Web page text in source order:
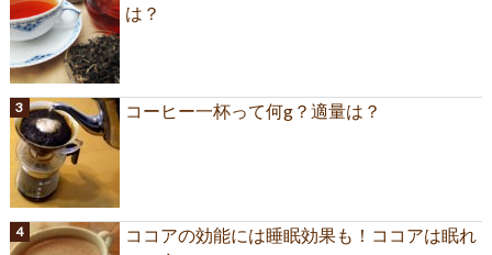
は？
コーヒー一杯って何g？適量は？
ココアの効能には睡眠効果も！ココアは眠れ